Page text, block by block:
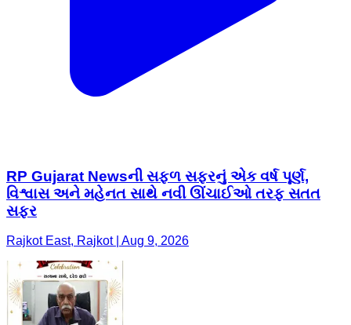
RP Gujarat Newsની સફળ સફરનું એક વર્ષ પૂર્ણ,
વિશ્વાસ અને મહેનત સાથે નવી ઊંચાઈઓ તરફ સતત
સફર
Rajkot East, Rajkot | Aug 9, 2026